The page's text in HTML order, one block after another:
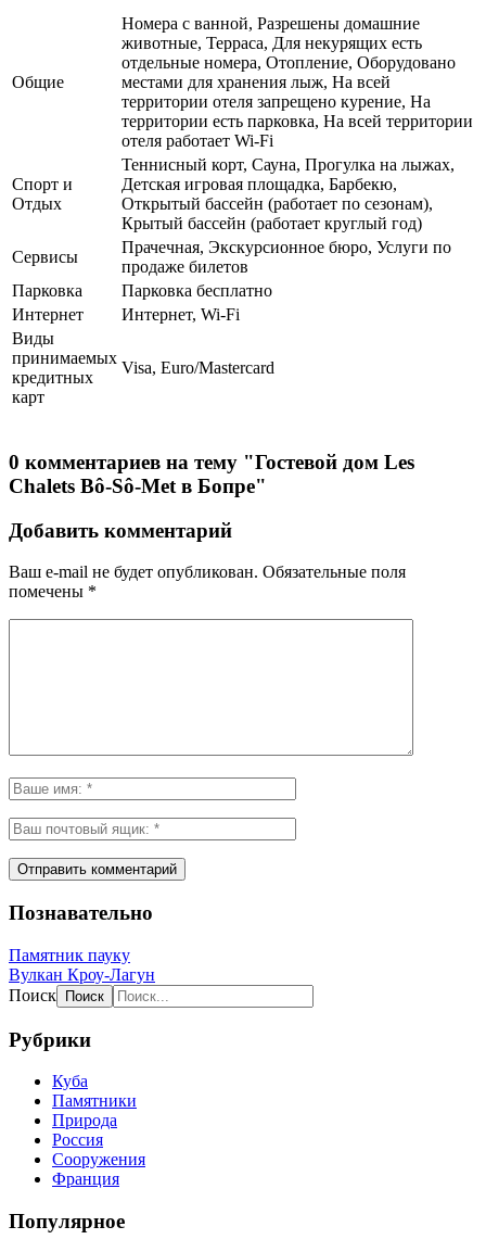
Общие
Номера с ванной, Разрешены домашние
животные, Терраса, Для некурящих есть
отдельные номера, Отопление, Оборудовано
местами для хранения лыж, На всей
территории отеля запрещено курение, На
территории есть парковка, На всей территории
отеля работает Wi-Fi
Спорт и
Отдых
Теннисный корт, Сауна, Прогулка на лыжах,
Детская игровая площадка, Барбекю,
Открытый бассейн (работает по сезонам),
Крытый бассейн (работает круглый год)
Сервисы
Прачечная, Экскурсионное бюро, Услуги по
продаже билетов
Парковка
Парковка бесплатно
Интернет
Интернет, Wi-Fi
Виды
принимаемых
кредитных
карт
Visa, Euro/Mastercard
0 комментариев на тему "Гостевой дом Les
Chalets Bô-Sô-Met в Бопре"
Добавить комментарий
Ваш e-mail не будет опубликован. Обязательные поля
помечены *
Познавательно
Памятник пауку
Вулкан Кроу-Лагун
Поиск
Рубрики
Куба
Памятники
Природа
Россия
Сооружения
Франция
Популярное